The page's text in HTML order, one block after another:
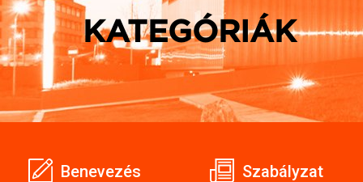
KATEGÓRIÁK
Benevezés Szabályzat